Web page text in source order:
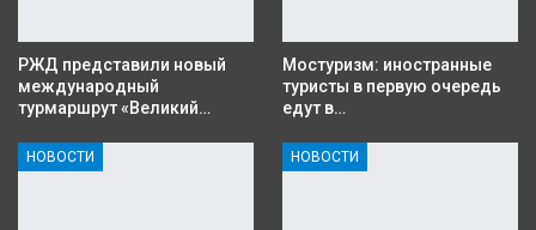
РЖД представили новый
международный
турмаршрут «Великий…
Мостуризм: иностранные
туристы в первую очередь
едут в…
НОВОСТИ НОВОСТИ